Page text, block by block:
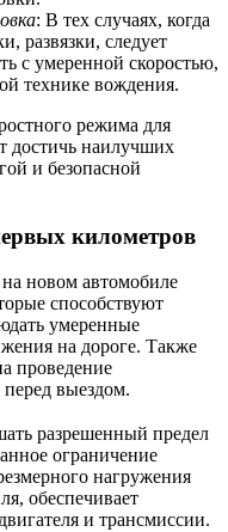
: В тех случаях, когда
развязки, следует
с умеренной скоростью,
технике вождения.
режима для
достичь наилучших
и безопасной
километров
новом автомобиле
способствуют
умеренные
на дороге. Также
проведение
выездом.
разрешенный предел
ограничение
нагружения
обеспечивает
и трансмиссии.